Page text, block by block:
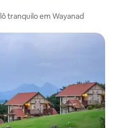
tranquilo em Wayanad